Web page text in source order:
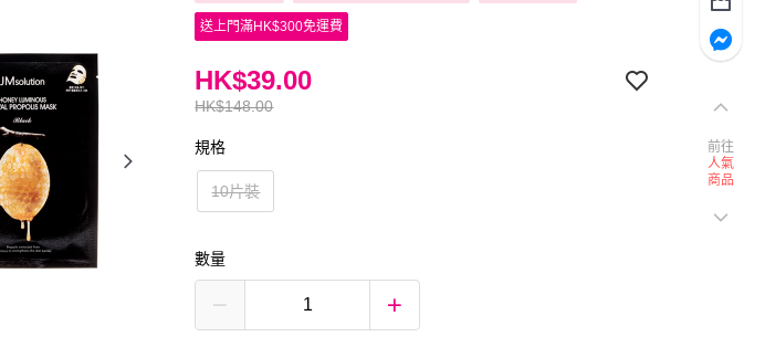
送上門滿HK$300免運費
HK$148.00
HK$39.00
規格
10片裝
數量
前往
人氣
商品